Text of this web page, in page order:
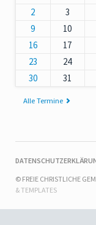
2
3
9
10
16
17
23
24
30
31
Alle Termine
NAVIGATION
© FREIE CHRISTLICHE
& TEMPLATES